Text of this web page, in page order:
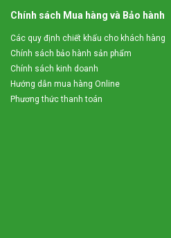
Chính sách Mua hàng và Bảo hành
Các quy định chiết khấu cho khách hàng
Chính sách bảo hành sản phẩm
Chính sách kinh doanh
Hướng dẫn mua hàng Online
Phương thức thanh toán